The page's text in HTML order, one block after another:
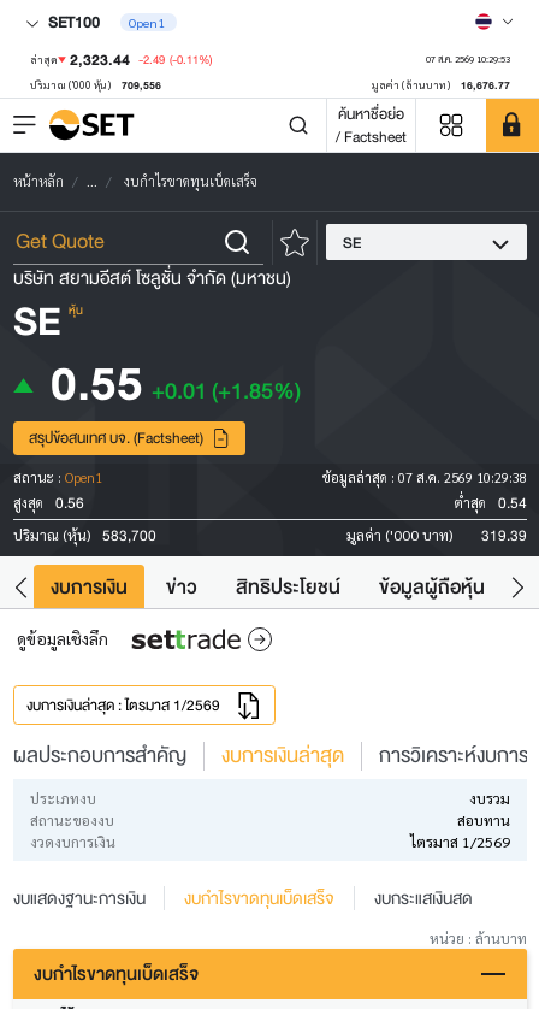
SET100 Open1
ล่าสุด 2,323.44 -2.49 (-0.11%) 07 ส.ค. 2569 10:29:53
ปริมาณ ('000 หุ้น) 709,556 มูลค่า (ล้านบาท) 16,676.77
ค้นหาชื่อย่อ
/ Factsheet
หน้าหลัก ... งบกำไรขาดทุนเบ็ดเสร็จ
SE
บริษัท สยามอีสต์ โซลูชั่น จำกัด (มหาชน)
SE หุ้น
0.55 +0.01 (+1.85%)
สรุปข้อสนเทศ บจ. (Factsheet)
สถานะ : Open1 ข้อมูลล่าสุด : 07 ส.ค. 2569 10:29:38
สูงสุด
0.56 ต่ำสุด 0.54
ปริมาณ (หุ้น) 583,700 มูลค่า ('000 บาท) 319.39
งบการเงิน ข่าว สิทธิประโยชน์ ข้อมูลผู้ถือหุ้น
ดูข้อมูลเชิงลึก
งบการเงินล่าสุด : ไตรมาส 1/2569
ผลประกอบการสำคัญ งบการเงินล่าสุด การวิเคราะห์งบการ
ประเภทงบ
งบรวม
สถานะของงบ
สอบทาน
งวดงบการเงิน
ไตรมาส 1/2569
งบแสดงฐานะการเงิน งบกำไรขาดทุนเบ็ดเสร็จ งบกระแสเงินสด
หน่วย : ล้านบาท
งบกำไรขาดทุนเบ็ดเสร็จ